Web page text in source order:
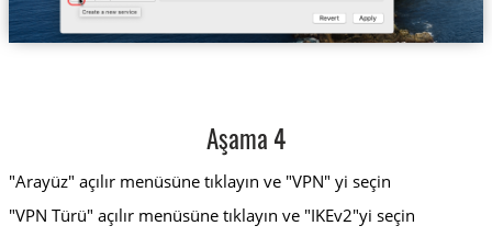
Aşama 4
"Arayüz" açılır menüsüne tıklayın ve "VPN" yi seçin
"VPN Türü" açılır menüsüne tıklayın ve "IKEv2"yi seçin